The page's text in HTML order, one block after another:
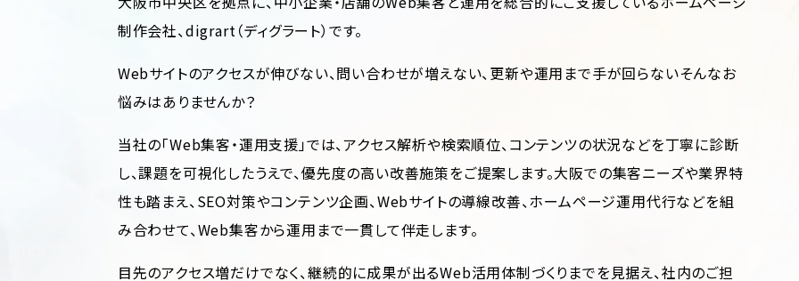
制作会社、digrart（ディグラート）です。
Webサイトのアクセスが伸びない、問い合わせが増えない、更新や運用まで手が回らない――そんなお
悩みはありませんか？
当社の「Web集客・運用支援」では、アクセス解析や検索順位、コンテンツの状況などを丁寧に診断
し、課題を可視化したうえで、優先度の高い改善施策をご提案します。大阪での集客ニーズや業界特
性も踏まえ、SEO対策やコンテンツ企画、Webサイトの導線改善、ホームページ運用代行などを組
み合わせて、Web集客から運用まで一貫して伴走します。
目先のアクセス増だけでなく、継続的に成果が出るWeb活用体制づくりまでを見据え、社内のご担